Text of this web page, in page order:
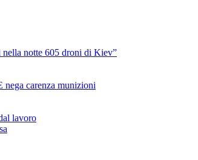
nella notte 605 droni di Kiev”
nega carenza munizioni
lavoro